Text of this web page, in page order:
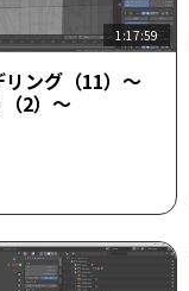
1:17:59
ング（11）～
2）～